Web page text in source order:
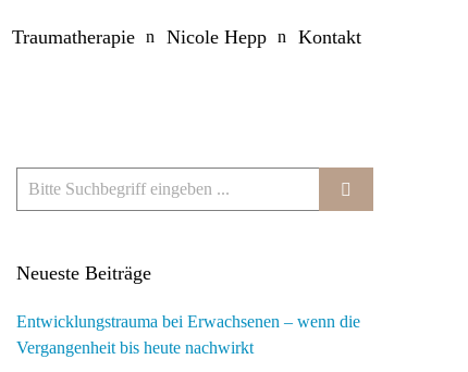
Traumatherapie Nicole Hepp Kontakt
Neueste Beiträge
Entwicklungstrauma bei Erwachsenen – wenn die
Vergangenheit bis heute nachwirkt